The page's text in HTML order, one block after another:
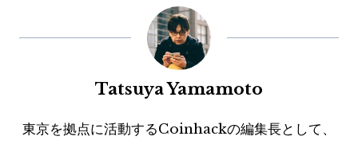
Tatsuya Yamamoto
東京を拠点に活動するCoinhackの編集長として、